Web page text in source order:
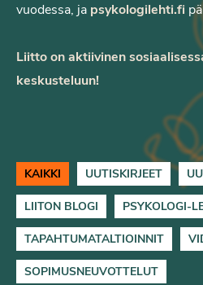
vuodessa, ja psykologilehti.fi
Liitto on aktiivinen
keskusteluun!
KAIKKI UUTISKIRJEET
LIITON BLOGI PSYKOLOGI-
TAPAHTUMATALTIOINNIT
SOPIMUSNEUVOTTELUT